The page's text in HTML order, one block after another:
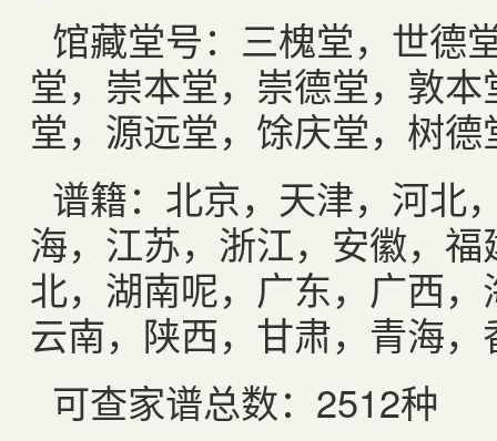
馆藏堂号：三槐堂，世德
堂，崇本堂，崇德堂，敦
堂，源远堂，馀庆堂，树德
谱籍：北京，天津，河北
海，江苏，浙江，安徽，
北，湖南呢，广东，广西
云南，陕西，甘肃，青海
可查家谱总数：2512种